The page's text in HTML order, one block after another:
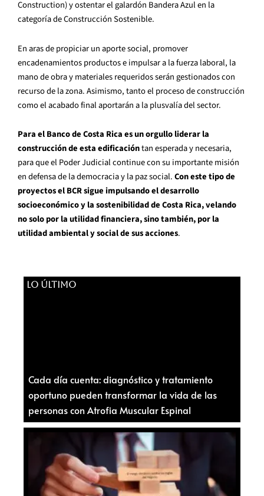
Construction) y ostentar el galardón Bandera Azul en la
categoría de Construcción Sostenible.
En aras de propiciar un aporte social, promover
encadenamientos productos e impulsar a la fuerza laboral, la
mano de obra y materiales requeridos serán gestionados con
recurso de la zona. Asimismo, tanto el proceso de construcción
como el acabado final aportarán a la plusvalía del sector.
Para el Banco de Costa Rica es un orgullo liderar la
construcción de esta edificacióntan esperada y necesaria,
para que el Poder Judicial continue con su importante misión
en defensa de la democracia y la paz social.Con este tipo de
proyectos el BCR sigue impulsando el desarrollo
socioeconómico y la sostenibilidad de Costa Rica, velando
no solo por la utilidad financiera, sino también, por la
utilidad ambiental y social de sus acciones.
LO ÚLTIMO
Cada día cuenta: diagnóstico y tratamiento
oportuno pueden transformar la vida de las
personas con Atrofia Muscular Espinal